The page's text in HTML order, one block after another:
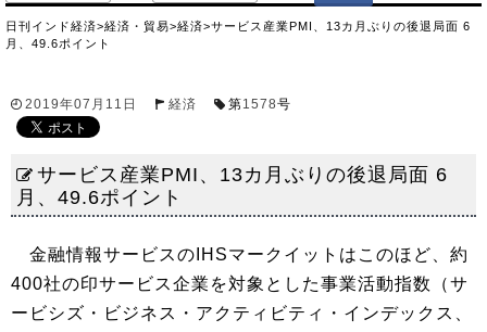
日刊インド経済>経済・貿易>経済>サービス産業PMI、13カ月ぶりの後退局面 6
月、49.6ポイント
2019年07月11日 経済 第1578号
サービス産業PMI、13カ月ぶりの後退局面 6
月、49.6ポイント
金融情報サービスのIHSマークイットはこのほど、約
400社の印サービス企業を対象とした事業活動指数（サ
ービシズ・ビジネス・アクティビティ・インデックス、